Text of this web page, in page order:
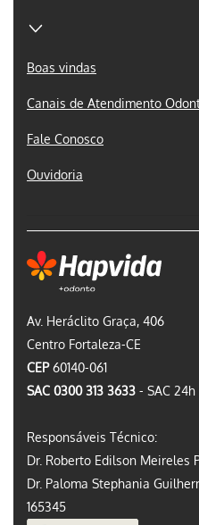
Av. Heráclito Graça, 406
Centro Fortaleza-CE
CEP60140-061
SAC 0300 313 3633 - SAC 24h
Responsáveis Técnico:
Dr. Roberto Edilson Meireles
Dr. Paloma Stephania
165345
Boas vindas
Canais de Atendimento
Fale Conosco
Ouvidoria